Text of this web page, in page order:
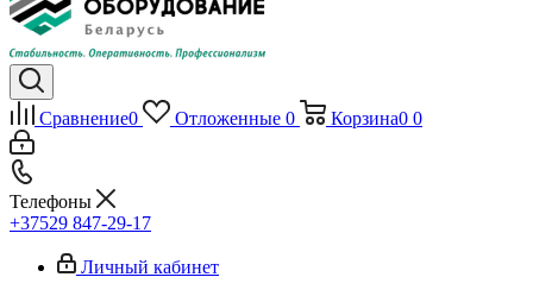
Сравнение0 Отложенные 0 Корзина0 0
Телефоны
+37529 847-29-17‬
Личный кабинет